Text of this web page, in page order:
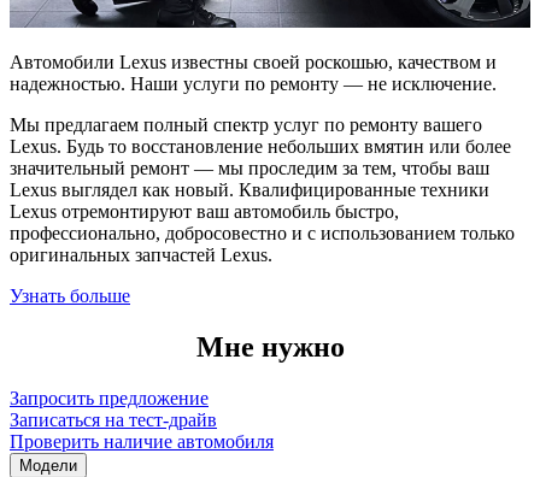
Автомобили Lexus известны своей роскошью, качеством и
надежностью. Наши услуги по ремонту — не исключение.
Мы предлагаем полный спектр услуг по ремонту вашего
Lexus. Будь то восстановление небольших вмятин или более
значительный ремонт — мы проследим за тем, чтобы ваш
Lexus выглядел как новый. Квалифицированные техники
Lexus отремонтируют ваш автомобиль быстро,
профессионально, добросовестно и с использованием только
оригинальных запчастей Lexus.
Узнать больше
Мне нужно
Запросить предложение
Записаться на тест-драйв
Проверить наличие автомобиля
Модели